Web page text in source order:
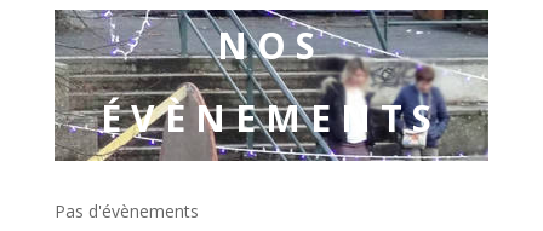
NOS
ÉVÈNEMENTS
Pas d'évènements